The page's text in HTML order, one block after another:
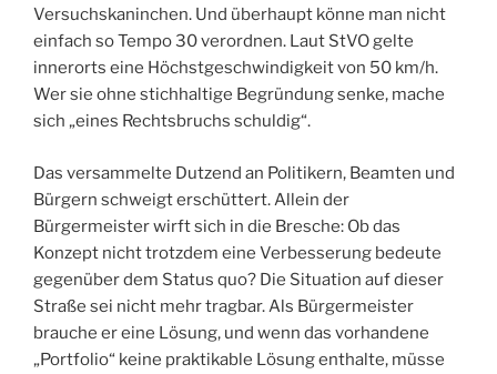
Versuchskaninchen. Und überhaupt könne man nicht
einfach so Tempo 30 verordnen. Laut StVO gelte
innerorts eine Höchstgeschwindigkeit von 50 km/h.
Wer sie ohne stichhaltige Begründung senke, mache
sich „eines Rechtsbruchs schuldig“.
Das versammelte Dutzend an Politikern, Beamten und
Bürgern schweigt erschüttert. Allein der
Bürgermeister wirft sich in die Bresche: Ob das
Konzept nicht trotzdem eine Verbesserung bedeute
gegenüber dem Status quo? Die Situation auf dieser
Straße sei nicht mehr tragbar. Als Bürgermeister
brauche er eine Lösung, und wenn das vorhandene
„Portfolio“ keine praktikable Lösung enthalte, müsse